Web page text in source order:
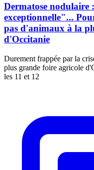
Dermatose nodulaire
exceptionnelle"...
pas d'animaux à la
d'Occitanie
Durement frappée par la
plus grande foire agricole
les 11 et 12